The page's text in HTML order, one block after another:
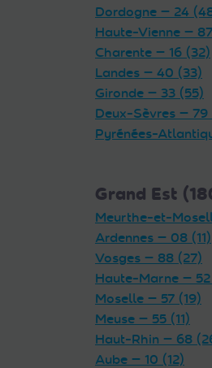
Dordogne — 24
Haute-Vienne —
Charente — 16 (32)
Landes — 40 (33)
Gironde — 33 (55)
Deux-Sèvres — 79
Pyrénées-
Grand Est
Meurthe-et-
Ardennes — 08 (11)
Vosges — 88 (27)
Haute-Marne — 52
Moselle — 57 (19)
Meuse — 55 (11)
Haut-Rhin — 68
Aube — 10 (12)